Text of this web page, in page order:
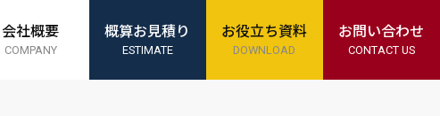
会社概要
COMPANY
概算お見積り
ESTIMATE
お役立ち資料
DOWNLOAD
お問い合わせ
CONTACT US